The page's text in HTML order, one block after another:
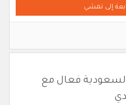
إلى نمشي
فعال مع